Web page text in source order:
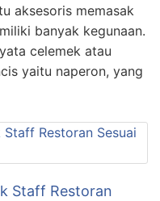
aksesoris memasak
banyak kegunaan.
celemek atau
yaitu naperon, yang
Staff Restoran